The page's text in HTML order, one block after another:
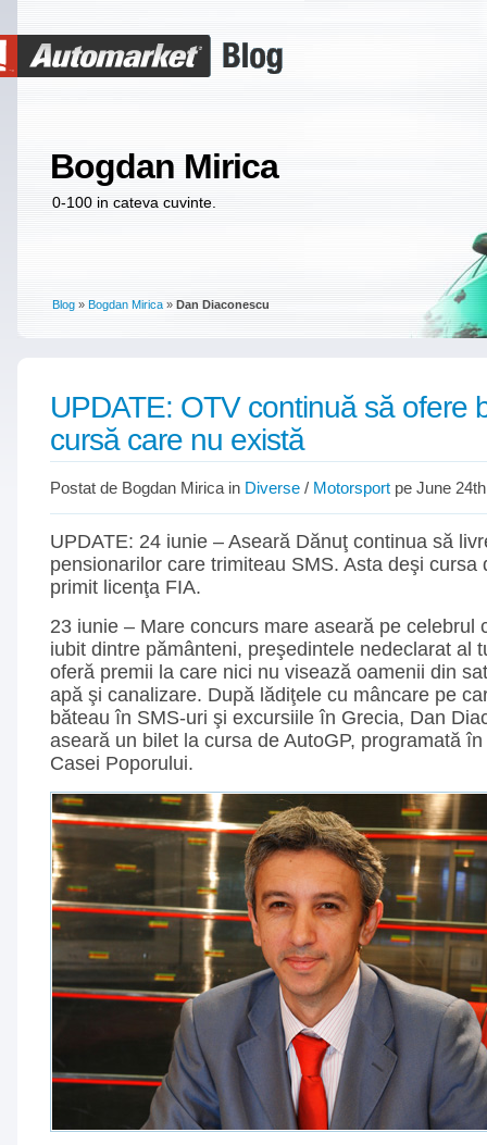
Bogdan Mirica
0-100 in cateva cuvinte.
Blog » Bogdan Mirica » Dan Diaconescu
UPDATE: OTV continuă să ofere
cursă care nu există
Postat de Bogdan Mirica in Diverse / Motorsport pe June
UPDATE: 24 iunie – Aseară Dănuţ continua să
pensionarilor care trimiteau SMS. Asta deşi cursa
primit licenţa FIA.
23 iunie – Mare concurs mare aseară pe celebrul
iubit dintre pământeni, preşedintele nedeclarat al
oferă premii la care nici nu visează oamenii din
apă şi canalizare. După lădiţele cu mâncare pe
băteau în SMS-uri şi excursiile în Grecia, Dan
aseară un bilet la cursa de AutoGP, programată
Casei Poporului.